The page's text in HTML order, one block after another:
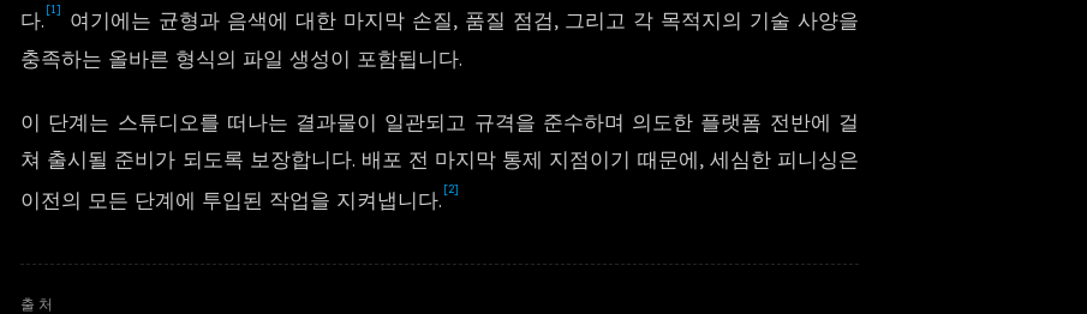
다. [1]
여기에는 균형과 음색에 대한 마지막 손질, 품질 점검, 그리고 각 목적지의 기술 사양을
충족하는 올바른 형식의 파일 생성이 포함됩니다.
이 단계는 스튜디오를 떠나는 결과물이 일관되고 규격을 준수하며 의도한 플랫폼 전반에 걸
쳐 출시될 준비가 되도록 보장합니다. 배포 전 마지막 통제 지점이기 때문에, 세심한 피니싱은
이전의 모든 단계에 투입된 작업을 지켜냅니다. [2]
출처